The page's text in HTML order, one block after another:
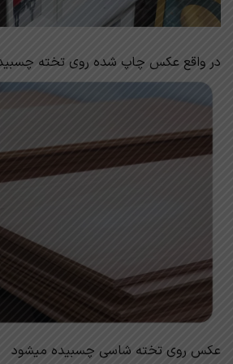
در واقع عکس چاپ شده روی تخته
عکس روی تخته شاسی چسبیده میشود